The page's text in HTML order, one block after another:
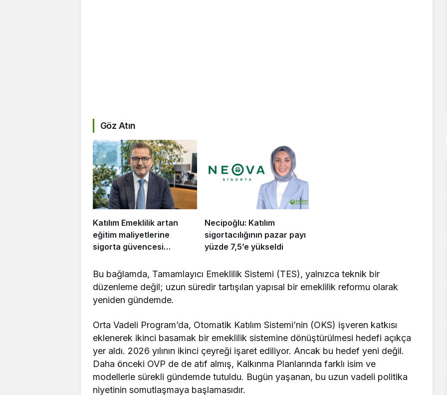
Göz Atın
Katılım Emeklilik artan
eğitim maliyetlerine
sigorta güvencesi
Necipoğlu: Katılım
sigortacılığının pazar payı
yüzde 7,5’e yükseldi
Bu bağlamda, Tamamlayıcı Emeklilik Sistemi (TES), yalnızca teknik bir
düzenleme değil; uzun süredir tartışılan yapısal bir emeklilik reformu olarak
yeniden gündemde.
Orta Vadeli Program’da, Otomatik Katılım Sistemi’nin (OKS) işveren katkısı
eklenerek ikinci basamak bir emeklilik sistemine dönüştürülmesi hedefi açıkça
yer aldı. 2026 yılının ikinci çeyreği işaret ediliyor. Ancak bu hedef yeni değil.
Daha önceki OVP de de atıf almış, Kalkınma Planlarında farklı isim ve
modellerle sürekli gündemde tutuldu. Bugün yaşanan, bu uzun vadeli politika
niyetinin somutlaşmaya başlamasıdır.